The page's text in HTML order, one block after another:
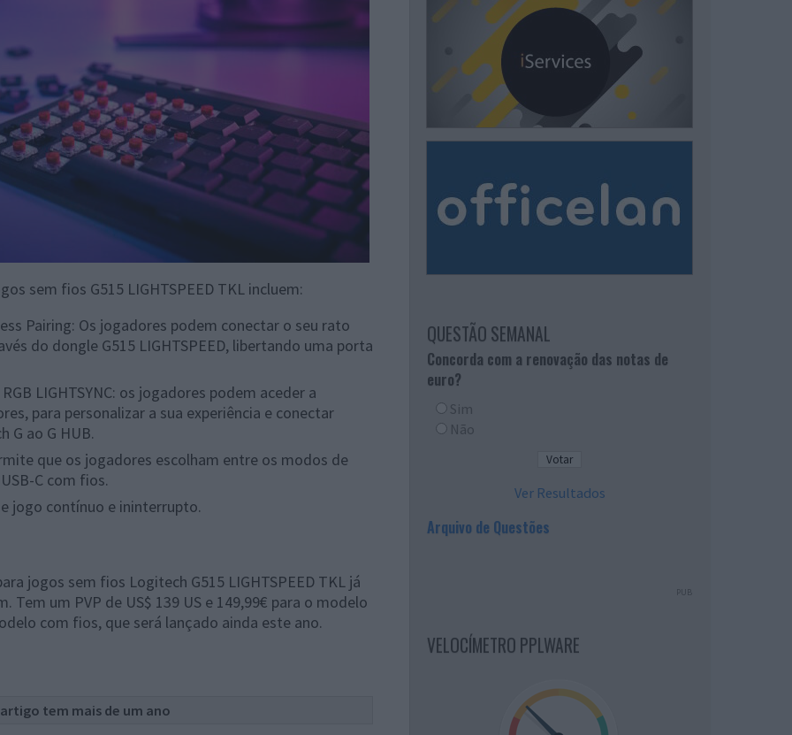
sem fios G515 LIGHTSPEED TKL incluem:
Pairing: Os jogadores podem conectar o seu rato
do dongle G515 LIGHTSPEED, libertando uma porta
LIGHTSYNC: os jogadores podem aceder a
para personalizar a sua experiência e conectar
G ao G HUB.
que os jogadores escolham entre os modos de
C com fios.
jogo contínuo e ininterrupto.
jogos sem fios Logitech G515 LIGHTSPEED TKL já
um PVP de US$ 139 US e 149,99€ para o modelo
com fios, que será lançado ainda este ano.
tem mais de um ano
QUESTÃO SEMANAL
Concorda com a renovação das notas de
euro?
Sim
Não
Ver Resultados
Arquivo de Questões
PUB
VELOCÍMETRO PPLWARE